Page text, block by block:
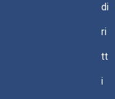
di
ri
tt
i